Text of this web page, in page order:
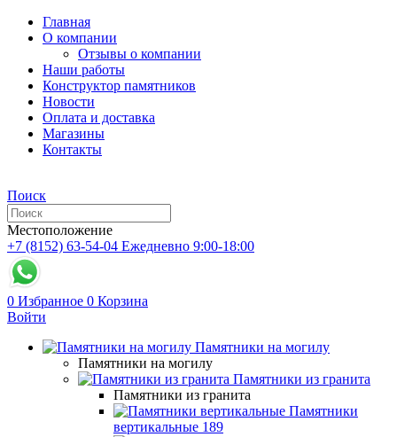
Главная
О компании
Отзывы о компании
Наши работы
Конструктор памятников
Новости
Оплата и доставка
Магазины
Контакты
Поиск
Местоположение
+7 (8152) 63-54-04 Ежедневно 9:00-18:00
0 Избранное 0 Корзина
Войти
Памятники на могилу
Памятники на могилу
Памятники из гранита
Памятники из гранита
Памятники
вертикальные 189